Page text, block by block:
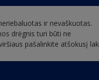
ir nevaškuotas.
drėgnis turi būti ne
pašalinkite atšokusį